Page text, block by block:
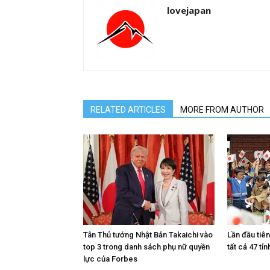
lovejapan
RELATED ARTICLES MORE FROM AUTHOR
Tân Thủ tướng Nhật Bản Takaichi vào
top 3 trong danh sách phụ nữ quyền
lực của Forbes
Lần đầu
tất cả 47